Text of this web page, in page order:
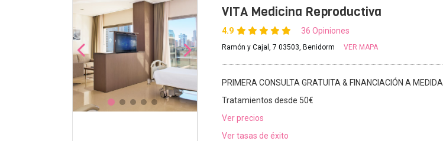
VITA Medicina Reproductiva
4.9 36 Opiniones
Ramón y Cajal, 7 03503, Benidorm VER MAPA
PRIMERA CONSULTA GRATUITA & FINANCIACIÓN A MEDIDA
Tratamientos desde 50€
Ver precios
Ver tasas de éxito